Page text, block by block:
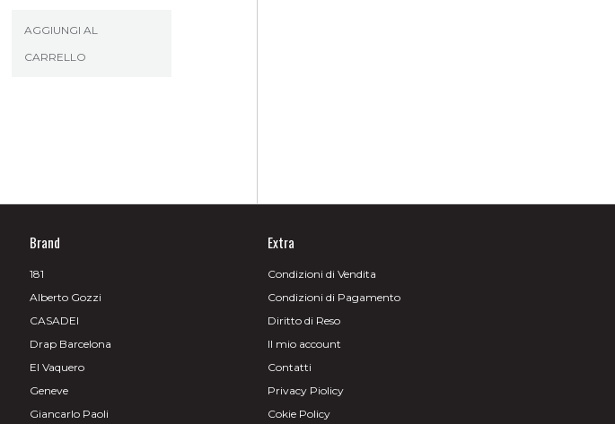
90,00€.
AGGIUNGI AL
CARRELLO
Brand
181
Alberto Gozzi
CASADEI
Drap Barcelona
El Vaquero
Geneve
Giancarlo Paoli
Extra
Condizioni di Vendita
Condizioni di Pagamento
Diritto di Reso
Il mio account
Contatti
Privacy Piolicy
Cokie Policy